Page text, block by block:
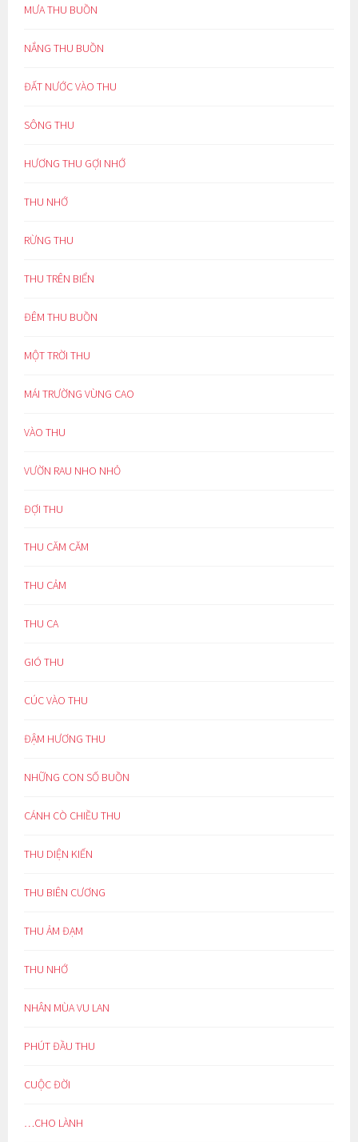
MƯA THU BUỒN
NẮNG THU BUỒN
ĐẤT NƯỚC VÀO THU
SÔNG THU
HƯƠNG THU GỢI NHỚ
THU NHỚ
RỪNG THU
THU TRÊN BIỂN
ĐÊM THU BUỒN
MỘT TRỜI THU
MÁI TRƯỜNG VÙNG CAO
VÀO THU
VƯỜN RAU NHO NHỎ
ĐỢI THU
THU CĂM CĂM
THU CẢM
THU CA
GIÓ THU
CÚC VÀO THU
ĐẬM HƯƠNG THU
NHỮNG CON SỐ BUỒN
CÁNH CÒ CHIỀU THU
THU DIỆN KIẾN
THU BIÊN CƯƠNG
THU ẢM ĐẠM
THU NHỚ
NHÂN MÙA VU LAN
PHÚT ĐẦU THU
CUỘC ĐỜI
…CHO LÀNH